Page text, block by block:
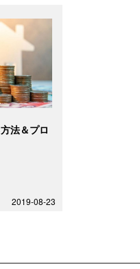
法＆プロ
2019-08-23